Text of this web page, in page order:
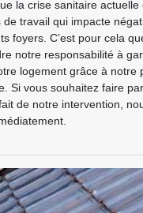
la crise sanitaire actuelle
travail qui impacte
foyers. C’est pour cela
notre responsabilité à
logement grâce à notre
Si vous souhaitez faire
de notre intervention,